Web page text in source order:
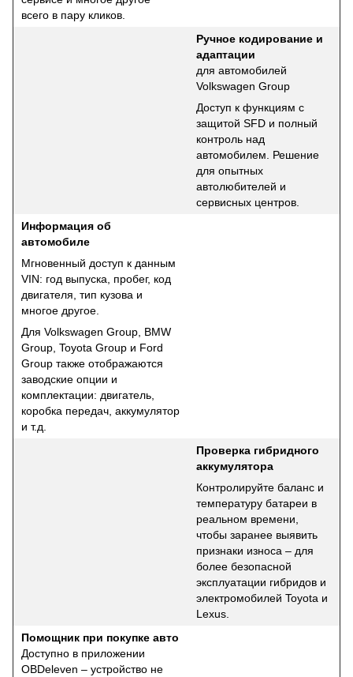
всего в пару кликов.
Ручное кодирование и
адаптации
для автомобилей
Volkswagen Group
Доступ к функциям с
защитой SFD и полный
контроль над
автомобилем. Решение
для опытных
автолюбителей и
сервисных центров.
Информация об
автомобиле
Мгновенный доступ к данным
VIN: год выпуска, пробег, код
двигателя, тип кузова и
многое другое.
Для Volkswagen Group, BMW
Group, Toyota Group и Ford
Group также отображаются
заводские опции и
комплектации: двигатель,
коробка передач, аккумулятор
и т.д.
Проверка гибридного
аккумулятора
Контролируйте баланс и
температуру батареи в
реальном времени,
чтобы заранее выявить
признаки износа – для
более безопасной
эксплуатации гибридов и
электромобилей Toyota и
Lexus.
Помощник при покупке авто
Доступно в приложении
OBDeleven – устройство не